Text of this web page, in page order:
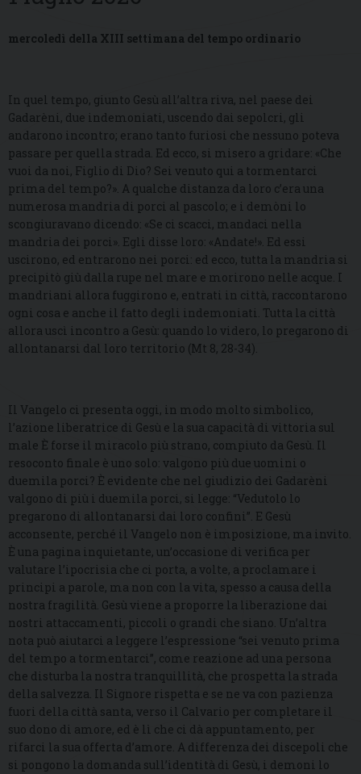
mercoledì della XIII settimana del tempo ordinario
In quel tempo, giunto Gesù all’altra riva, nel paese dei
Gadarèni, due indemoniati, uscendo dai sepolcri, gli
andarono incontro; erano tanto furiosi che nessuno poteva
passare per quella strada. Ed ecco, si misero a gridare: «Che
vuoi da noi, Figlio di Dio? Sei venuto qui a tormentarci
prima del tempo?». A qualche distanza da loro c’era una
numerosa mandria di porci al pascolo; e i demòni lo
scongiuravano dicendo: «Se ci scacci, mandaci nella
mandria dei porci». Egli disse loro: «Andate!». Ed essi
uscirono, ed entrarono nei porci: ed ecco, tutta la mandria si
precipitò giù dalla rupe nel mare e morirono nelle acque. I
mandriani allora fuggirono e, entrati in città, raccontarono
ogni cosa e anche il fatto degli indemoniati. Tutta la città
allora uscì incontro a Gesù: quando lo videro, lo pregarono di
allontanarsi dal loro territorio (Mt 8, 28-34).
Il Vangelo ci presenta oggi, in modo molto simbolico,
l’azione liberatrice di Gesù e la sua capacità di vittoria sul
male È forse il miracolo più strano, compiuto da Gesù. Il
resoconto finale è uno solo: valgono più due uomini o
duemila porci? È evidente che nel giudizio dei Gadarèni
valgono di più i duemila porci, si legge: “Vedutolo lo
pregarono di allontanarsi dai loro confini”. E Gesù
acconsente, perché il Vangelo non è imposizione, ma invito.
È una pagina inquietante, un’occasione di verifica per
valutare l’ipocrisia che ci porta, a volte, a proclamare i
principi a parole, ma non con la vita, spesso a causa della
nostra fragilità. Gesù viene a proporre la liberazione dai
nostri attaccamenti, piccoli o grandi che siano. Un’altra
nota può aiutarci a leggere l’espressione “sei venuto prima
del tempo a tormentarci”, come reazione ad una persona
che disturba la nostra tranquillità, che prospetta la strada
della salvezza. Il Signore rispetta e se ne va con pazienza
fuori della città santa, verso il Calvario per completare il
suo dono di amore, ed è lì che ci dà appuntamento, per
rifarci la sua offerta d’amore. A differenza dei discepoli che
si pongono la domanda sull’identità di Gesù, i demoni lo